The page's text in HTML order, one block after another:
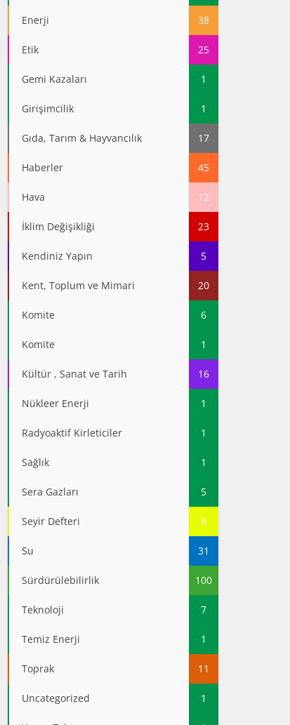
Enerji 38
Etik 25
Gemi Kazaları 1
Girişimcilik 1
Gıda, Tarım & Hayvancılık 17
Haberler 45
Hava 12
İklim Değişikliği 23
Kendiniz Yapın 5
Kent, Toplum ve Mimari 20
Komite 6
Komite 1
Kültür , Sanat ve Tarih 16
Nükleer Enerji 1
Radyoaktif Kirleticiler 1
Sağlık 1
Sera Gazları 5
Seyir Defteri 8
Su 31
Sürdürülebilirlik 100
Teknoloji 7
Temiz Enerji 1
Toprak 11
Uncategorized 1